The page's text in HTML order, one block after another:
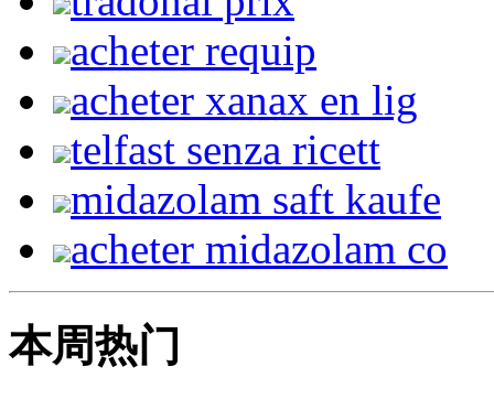
acheter requip
acheter xanax en lig
telfast senza ricett
midazolam saft kaufe
acheter midazolam co
本周热门